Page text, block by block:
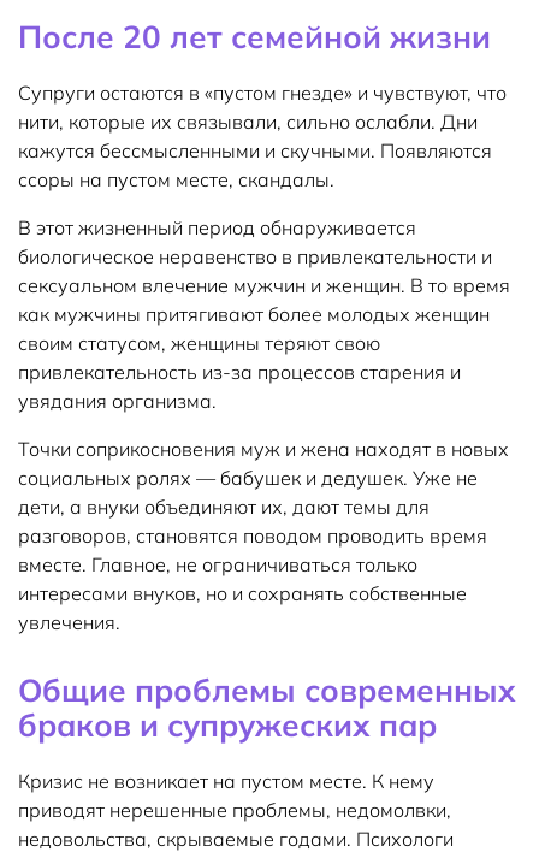
После 20 лет семейной жизни
Супруги остаются в «пустом гнезде» и чувствуют, что
нити, которые их связывали, сильно ослабли. Дни
кажутся бессмысленными и скучными. Появляются
ссоры на пустом месте, скандалы.
В этот жизненный период обнаруживается
биологическое неравенство в привлекательности и
сексуальном влечение мужчин и женщин. В то время
как мужчины притягивают более молодых женщин
своим статусом, женщины теряют свою
привлекательность из-за процессов старения и
увядания организма.
Точки соприкосновения муж и жена находят в новых
социальных ролях — бабушек и дедушек. Уже не
дети, а внуки объединяют их, дают темы для
разговоров, становятся поводом проводить время
вместе. Главное, не ограничиваться только
интересами внуков, но и сохранять собственные
увлечения.
Общие проблемы современных
браков и супружеских пар
Кризис не возникает на пустом месте. К нему
приводят нерешенные проблемы, недомолвки,
недовольства, скрываемые годами. Психологи